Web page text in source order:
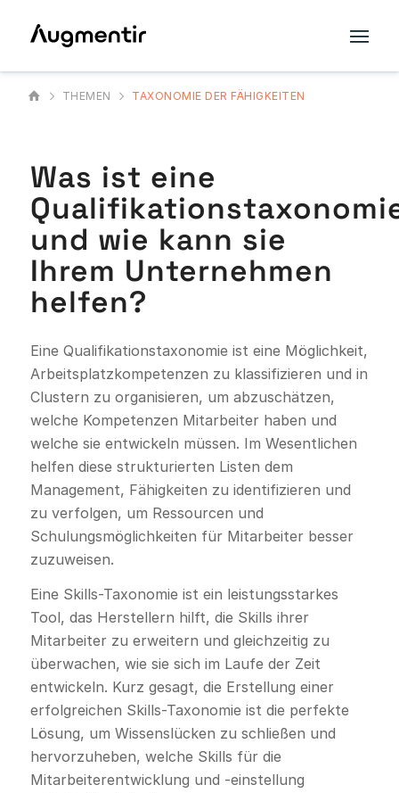
THEMEN TAXONOMIE DER FÄHIGKEITEN
Was ist eine
und wie kann sie
Ihrem Unternehmen
helfen?
Eine Qualifikationstaxonomie ist eine Möglichkeit,
Arbeitsplatzkompetenzen zu klassifizieren und in
Clustern zu organisieren, um abzuschätzen,
welche Kompetenzen Mitarbeiter haben und
welche sie entwickeln müssen. Im Wesentlichen
helfen diese strukturierten Listen dem
Management, Fähigkeiten zu identifizieren und
zu verfolgen, um Ressourcen und
Schulungsmöglichkeiten für Mitarbeiter besser
zuzuweisen.
Eine Skills-Taxonomie ist ein leistungsstarkes
Tool, das Herstellern hilft, die Skills ihrer
Mitarbeiter zu erweitern und gleichzeitig zu
überwachen, wie sie sich im Laufe der Zeit
entwickeln. Kurz gesagt, die Erstellung einer
erfolgreichen Skills-Taxonomie ist die perfekte
Lösung, um Wissenslücken zu schließen und
hervorzuheben, welche Skills für die
Mitarbeiterentwicklung und -einstellung